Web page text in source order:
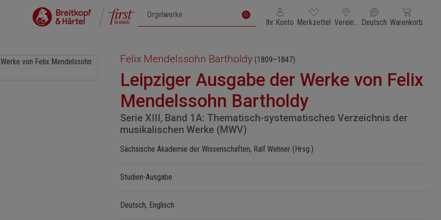
Ihr Konto Du hast 0 Produkte auf dem Merkzettel
Merkzettel Vereinigte Staaten von Amerika
Deutsch Warenkorb
Warenkorb
Felix Mendelssohn Bartholdy (1809–1847)
Leipziger Ausgabe der Werke von Felix
Mendelssohn Bartholdy
Serie XIII, Band 1A: Thematisch-systematisches Verzeichnis der
musikalischen Werke (MWV)
Sächsische Akademie der Wissenschaften, Ralf Wehner (Hrsg.)
Studien-Ausgabe
Deutsch, Englisch